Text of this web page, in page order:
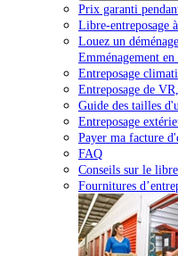
Prix garanti
Libre-entreposage à
Louez un
Emménagement
Entreposage
Entreposage de
Guide des tailles
Entreposage
Payer ma facture
FAQ
Conseils sur le
Fournitures